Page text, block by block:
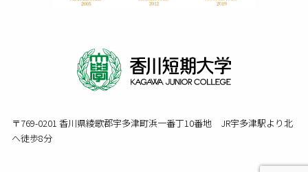
〒769-0201 香川県綾歌郡宇多津町浜一番丁10番地 JR宇多津駅より北
へ徒歩8分